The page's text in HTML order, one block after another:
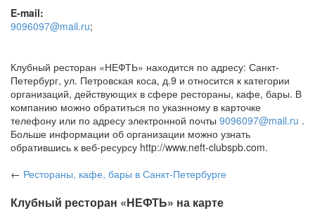
E-mail:
9096097@mail.ru;
Клубный ресторан «НЕФТЬ» находится по адресу: Санкт-
Петербург, ул. Петровская коса, д.9 и относится к категории
организаций, действующих в сфере рестораны, кафе, бары. В
компанию можно обратиться по указнному в карточке
телефону или по адресу электронной почты 9096097@mail.ru .
Больше информации об организации можно узнать
обратившись к веб-ресурсу http://www.neft-clubspb.com.
← Рестораны, кафе, бары в Санкт-Петербурге
Клубный ресторан «НЕФТЬ» на карте